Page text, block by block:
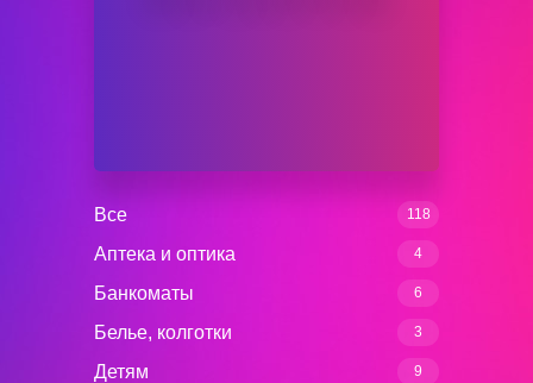
Все 118
Аптека и оптика 4
Банкоматы 6
Белье, колготки 3
Детям 9